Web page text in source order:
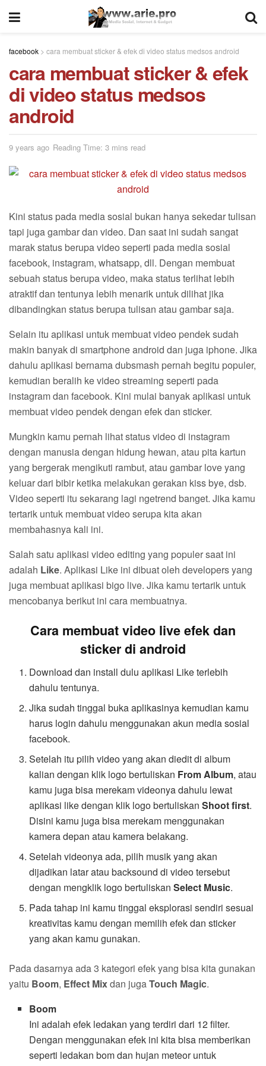
facebook > cara membuat sticker & efek di video status medsos android
cara membuat sticker & efek
di video status medsos
android
9 years ago Reading Time: 3 mins read
Kini status pada media sosial bukan hanya sekedar tulisan
tapi juga gambar dan video. Dan saat ini sudah sangat
marak status berupa video seperti pada media sosial
facebook, instagram, whatsapp, dll. Dengan membuat
sebuah status berupa video, maka status terlihat lebih
atraktif dan tentunya lebih menarik untuk dilihat jika
dibandingkan status berupa tulisan atau gambar saja.
Selain itu aplikasi untuk membuat video pendek sudah
makin banyak di smartphone android dan juga iphone. Jika
dahulu aplikasi bernama dubsmash pernah begitu populer,
kemudian beralih ke video streaming seperti pada
instagram dan facebook. Kini mulai banyak aplikasi untuk
membuat video pendek dengan efek dan sticker.
Mungkin kamu pernah lihat status video di instagram
dengan manusia dengan hidung hewan, atau pita kartun
yang bergerak mengikuti rambut, atau gambar love yang
keluar dari bibir ketika melakukan gerakan kiss bye, dsb.
Video seperti itu sekarang lagi ngetrend banget. Jika kamu
tertarik untuk membuat video serupa kita akan
membahasnya kali ini.
Salah satu aplikasi video editing yang populer saat ini
adalah Like. Aplikasi Like ini dibuat oleh developers yang
juga membuat aplikasi bigo live. Jika kamu tertarik untuk
mencobanya berikut ini cara membuatnya.
Cara membuat video live efek dan
sticker di android
Download dan install dulu aplikasi Like terlebih
dahulu tentunya.
Jika sudah tinggal buka aplikasinya kemudian kamu
harus login dahulu menggunakan akun media sosial
facebook.
Setelah itu pilih video yang akan diedit di album
kalian dengan klik logo bertuliskan From Album, atau
kamu juga bisa merekam videonya dahulu lewat
aplikasi like dengan klik logo bertuliskanShoot first.
Disini kamu juga bisa merekam menggunakan
kamera depan atau kamera belakang.
Setelah videonya ada, pilih musik yang akan
dijadikan latar atau backsound di video tersebut
dengan mengklik logo bertuliskanSelect Music.
Pada tahap ini kamu tinggal eksplorasi sendiri sesuai
kreativitas kamu dengan memilih efek dan sticker
yang akan kamu gunakan.
Pada dasarnya ada 3 kategori efek yang bisa kita gunakan
yaitu Boom, Effect Mixdan jugaTouch Magic.
Boom
Ini adalah efek ledakan yang terdiri dari 12 filter.
Dengan menggunakan efek ini kita bisa memberikan
seperti ledakan bom dan hujan meteor untuk